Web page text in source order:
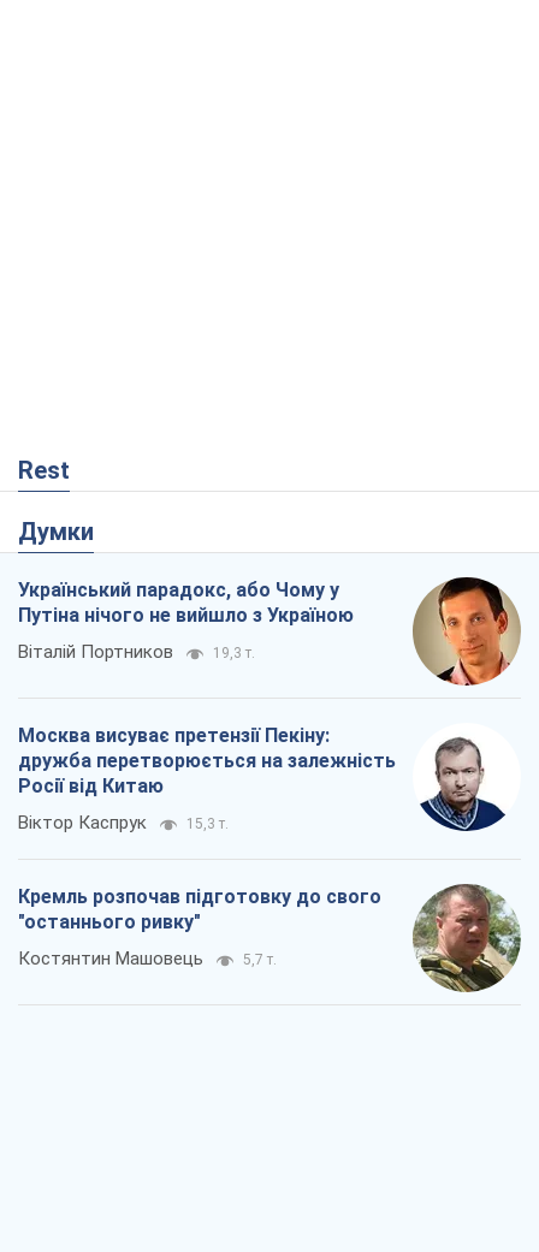
Rest
Думки
Український парадокс, або Чому у
Путіна нічого не вийшло з Україною
Віталій Портников 19,3 т.
Москва висуває претензії Пекіну:
дружба перетворюється на залежність
Росії від Китаю
Віктор Каспрук 15,3 т.
Кремль розпочав підготовку до свого
"останнього ривку"
Костянтин Машовець 5,7 т.